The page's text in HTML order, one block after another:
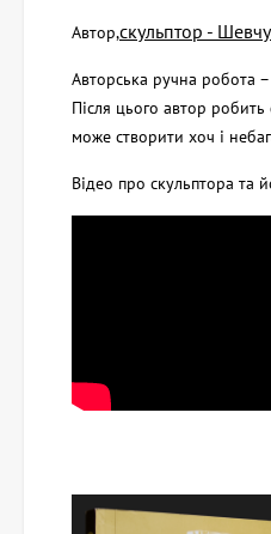
Автор,скульптор -
Авторська ручна робота
Після цього автор робить
може створити хоч і
Відео про скульптора та